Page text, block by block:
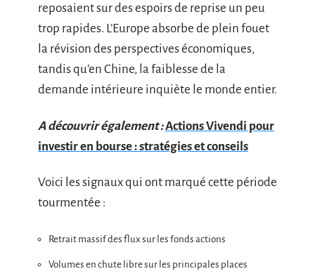
reposaient sur des espoirs de reprise un peu
trop rapides. L’Europe absorbe de plein fouet
la révision des perspectives économiques,
tandis qu’en Chine, la faiblesse de la
demande intérieure inquiète le monde entier.
A découvrir également :Actions Vivendi pour
investir en bourse : stratégies et conseils
Voici les signaux qui ont marqué cette période
tourmentée :
Retrait massif des flux sur les fonds actions
Volumes en chute libre sur les principales places